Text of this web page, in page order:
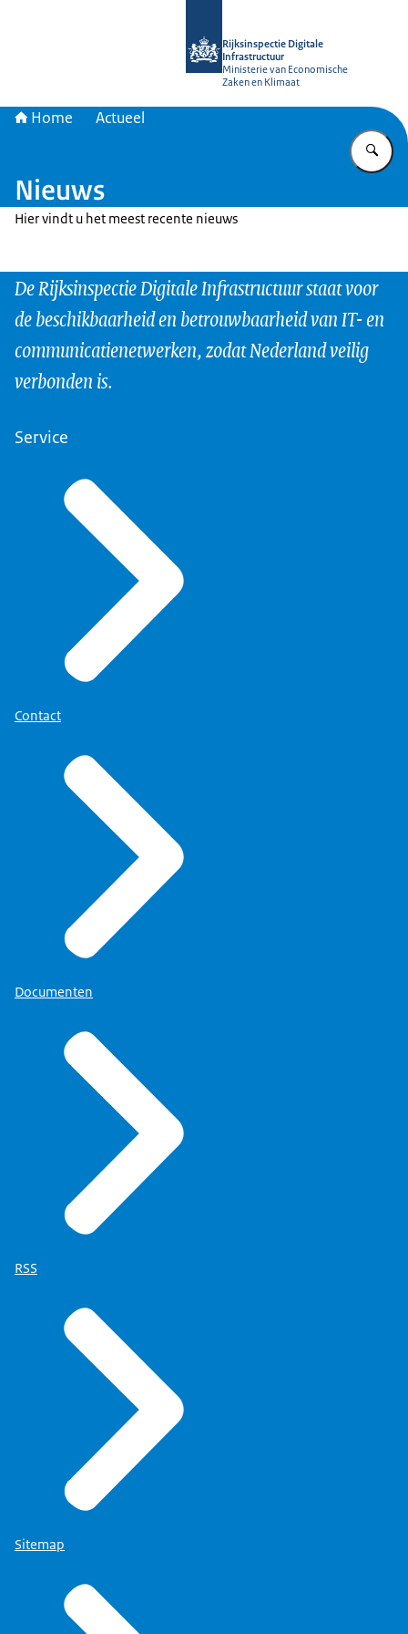
Rijksinspectie Digitale
Infrastructuur
Ministerie van Economische
Zaken en Klimaat
Home Actueel
Nieuws
Hier vindt u het meest recente nieuws
De Rijksinspectie Digitale Infrastructuur staat voor
de beschikbaarheid en betrouwbaarheid van IT- en
communicatienetwerken, zodat Nederland veilig
verbonden is.
Service
Contact
Documenten
RSS
Sitemap